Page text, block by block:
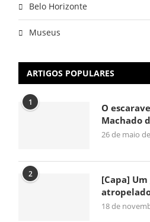
Belo Horizonte
Museus
ARTIGOS POPULARES
1
O
Machado
26 de maio
2
[Capa]
18 de